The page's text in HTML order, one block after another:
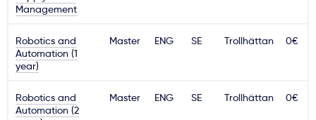
Management
Robotics and
Automation (1
year)
Master ENG SE Trollhättan 0€
Robotics and
Automation (2
Master ENG SE Trollhättan 0€